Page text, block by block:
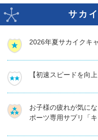
サカ
2026年夏サカイクキ
【初速スピードを向
お子様の疲れが気に
ポーツ専用サプリ「キ